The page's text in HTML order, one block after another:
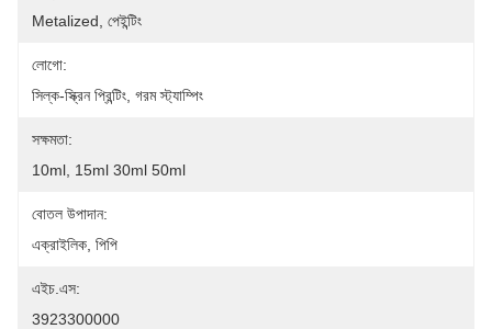
Metalized, পেইন্টিং
লোগো:
সিল্ক-স্ক্রিন প্রিন্টিং, গরম স্ট্যাম্পিং
সক্ষমতা:
10ml, 15ml 30ml 50ml
বোতল উপাদান:
এক্রাইলিক, পিপি
এইচ.এস:
3923300000